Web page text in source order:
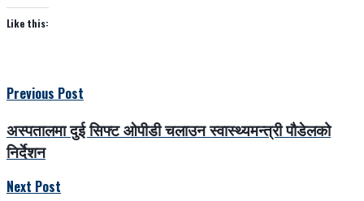
Like this:
Previous Post
अस्पतालमा दुई सिफ्ट ओपीडी चलाउन स्वास्थ्यमन्त्री पौडेलको
निर्देशन
Next Post